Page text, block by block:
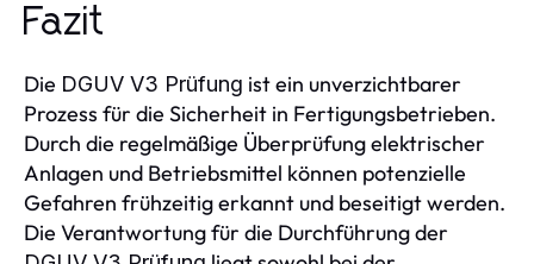
Fazit
Die DGUV V3 Prüfung ist ein unverzichtbarer
Prozess für die Sicherheit in Fertigungsbetrieben.
Durch die regelmäßige Überprüfung elektrischer
Anlagen und Betriebsmittel können potenzielle
Gefahren frühzeitig erkannt und beseitigt werden.
Die Verantwortung für die Durchführung der